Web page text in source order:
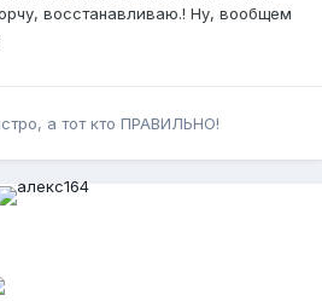
восстанавливаю.! Ну, вообщем
а тот кто ПРАВИЛЬНО!